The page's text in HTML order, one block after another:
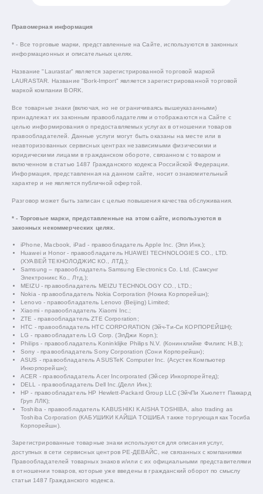
Правомерная информация
* - Все торговые марки, представленные на Сайте, используются в законных
информационных и описательных целях.
Название "Laurastar" является зарегистрированной торговой маркой
LAURASTAR. Название "Bork-Import" является зарегистрированной торговой
маркой компании BORK.
Все товарные знаки (включая, но не ограничиваясь вышеуказанными)
принадлежат их законным правообладателям и отображаются на Сайте с
целью информирования о предоставляемых услугах в отношении товаров
правообладателей. Данные услуги могут быть оказаны на месте или в
неавторизованных сервисных центрах независимыми физическими и
юридическими лицами в гражданском обороте, связанном с товаром и
включенном в статью 1487 Гражданского кодекса Российской Федерации.
Информация, представленная на данном сайте, носит ознакомительный
характер и не является публичной офертой.
Разговор может быть записан с целью повышения качества обслуживания.
* - Торговые марки, представленные на этом сайте, используются в
законных некоммерческих целях.
iPhone, Macbook, iPad - правообладатель Apple Inc. (Эпл Инк.);
Huawei и Honor - правообладатель HUAWEI TECHNOLOGIES CO., LTD.
(ХУАВЕЙ ТЕКНОЛОДЖИС КО., ЛТД.);
Samsung – правообладатель Samsung Electronics Co. Ltd. (Самсунг
Электроникс Ко., Лтд.);
MEIZU - правообладатель MEIZU TECHNOLOGY CO., LTD.;
Nokia - правообладатель Nokia Corporation (Нокиа Корпорейшн);
Lenovo - правообладатель Lenovo (Beijing) Limited;
Xiaomi - правообладатель Xiaomi Inc.;
ZTE - правообладатель ZTE Corporation;
HTC - правообладатель HTC CORPORATION (Эйч-Ти-Си КОРПОРЕЙШН);
LG - правообладатель LG Corp. (ЭлДжи Корп.);
Philips - правообладатель Koninklijke Philips N.V. (Конинклийке Филипс Н.В.);
Sony - правообладатель Sony Corporation (Сони Корпорейшн);
ASUS - правообладатель ASUSTeK Computer Inc. (Асустек Компьютер
Инкорпорейшн);
ACER - правообладатель Acer Incorporated (Эйсер Инкорпорейтед);
DELL - правообладатель Dell Inc.(Делл Инк.);
HP - правообладатель HP Hewlett-Packard Group LLC (ЭйчПи Хьюлетт Паккард
Груп ЛЛК);
Toshiba - правообладатель KABUSHIKI KAISHA TOSHIBA, also trading as
Toshiba Corporation (КАБУШИКИ КАЙША ТОШИБА также торгующая как Тосиба
Корпорейшн).
Зарегистрированные товарные знаки используются для описания услуг,
доступных в сети сервисных центров РЕ-ДЕВАЙС, не связанных с компаниями
Правообладателей товарных знаков и/или с их официальными представителями
в отношении товаров, которые уже введены в гражданский оборот по смыслу
статьи 1487 Гражданского кодекса.